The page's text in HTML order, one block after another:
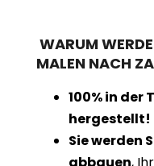
WARUM
MALEN NACH
100% in der
hergestellt!
Sie werden